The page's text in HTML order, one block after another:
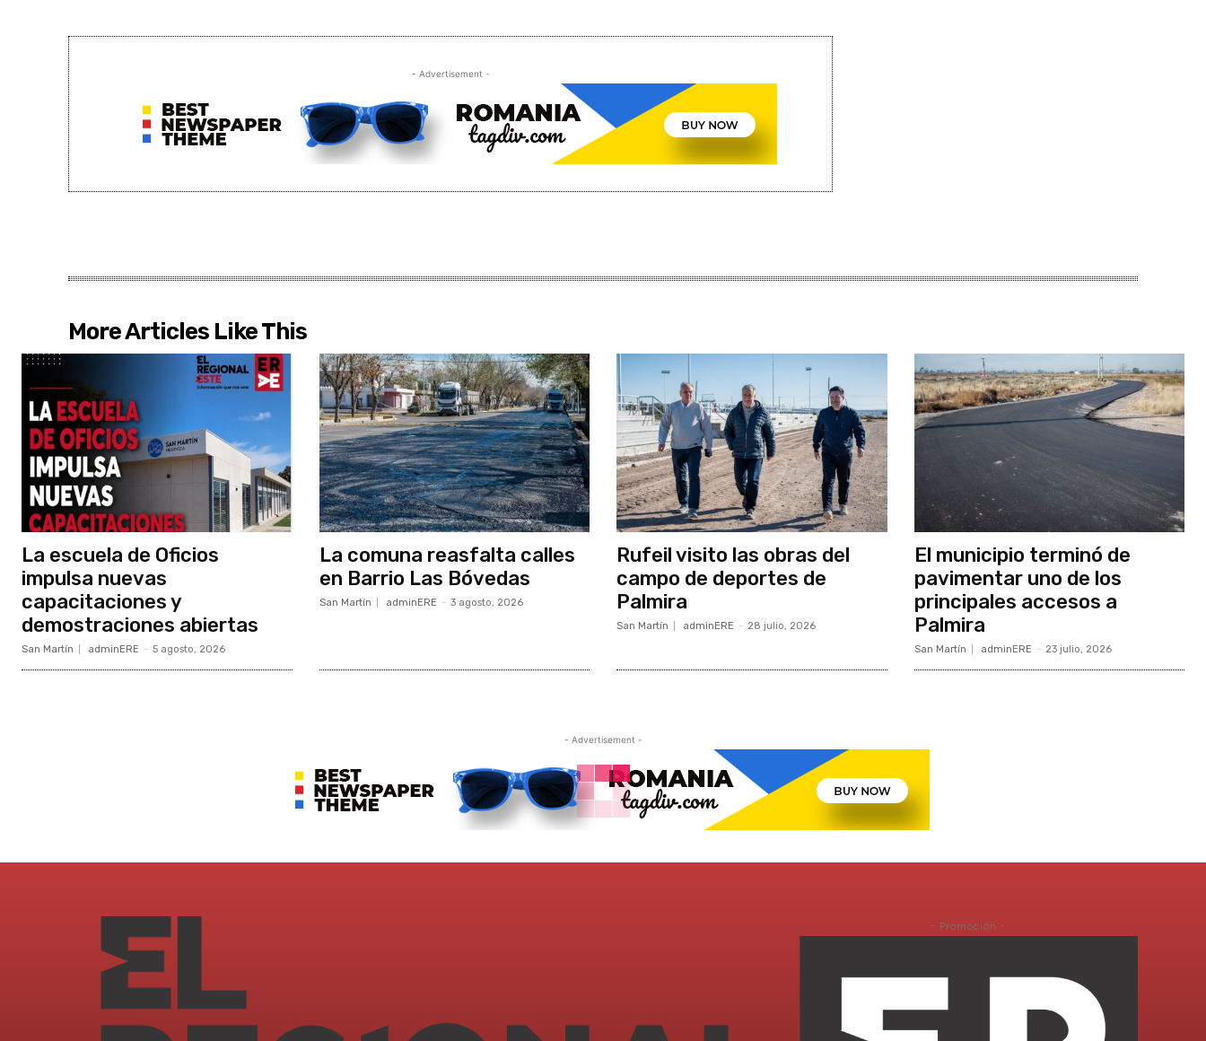
- Advertisement -
More Articles Like This
La escuela de Oficios
impulsa nuevas
capacitaciones y
demostraciones abiertas
San Martín adminERE - 5 agosto, 2026
La comuna reasfalta calles
en Barrio Las Bóvedas
San Martín adminERE - 3 agosto, 2026
Rufeil visito las obras del
campo de deportes de
Palmira
San Martín adminERE - 28 julio, 2026
El municipio terminó de
pavimentar uno de los
principales accesos a
Palmira
San Martín adminERE - 23 julio, 2026
- Advertisement -
- Promoción -